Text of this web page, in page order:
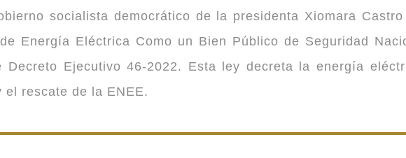
socialista democrático de la presidenta Xiomara
Energía Eléctrica Como un Bien Público de Seguridad
Decreto Ejecutivo 46-2022. Esta ley decreta la energía
rescate de la ENEE.